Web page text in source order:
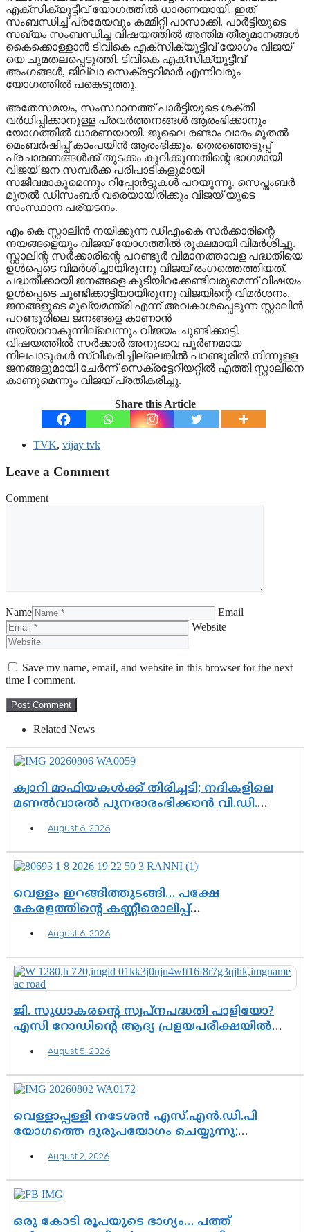
എക്‌സിക്യൂട്ടീവ് യോഗത്തില്‍ ധാരണയായി. ഇത്
സംബന്ധിച്ച് പ്രമേയവും കമ്മിറ്റി പാസാക്കി. പാര്‍ട്ടിയുടെ
സഖ്യം സംബന്ധിച്ച വിഷയത്തില്‍ അന്തിമ തീരുമാനങ്ങള്‍
കൈക്കൊള്ളാന്‍ ടിവികെ എക്‌സിക്യൂട്ടീവ് യോഗം വിജയ്
യെ ചുമതലപ്പെടുത്തി. ടിവികെ എക്‌സിക്യൂട്ടീവ്
അംഗങ്ങള്‍, ജില്ലാ സെക്രട്ടറിമാര്‍ എന്നിവരും
യോഗത്തില്‍ പങ്കെടുത്തു.
അതേസമയം, സംസ്ഥാനത്ത് പാര്‍ട്ടിയുടെ ശക്തി
വര്‍ധിപ്പിക്കാനുള്ള പ്രവര്‍ത്തനങ്ങള്‍ ആരംഭിക്കാനും
യോഗത്തില്‍ ധാരണയായി. ജൂലൈ രണ്ടാം വാരം മുതല്‍
മെംബര്‍ഷിപ്പ് കാംപയിന്‍ ആരംഭിക്കും. തെരഞ്ഞെടുപ്പ്
പ്രചാരണങ്ങള്‍ക്ക് തുടക്കം കുറിക്കുന്നതിന്റെ ഭാഗമായി
വിജയ് ജന സമ്പര്‍ക്ക പരിപാടികളുമായി
സജീവമാകുമെന്നും റിപ്പോര്‍ട്ടുകള്‍ പറയുന്നു. സെപ്തംബര്‍
മുതല്‍ ഡിസംബര്‍ വരെയായിരിക്കും വിജയ് യുടെ
സംസ്ഥാന പര്യടനം.
എം കെ സ്റ്റാലിന്‍ നയിക്കുന്ന ഡിഎംകെ സര്‍ക്കാരിന്റെ
നയങ്ങളെയും വിജയ് യോഗത്തില്‍ രൂക്ഷമായി വിമര്‍ശിച്ചു.
സ്റ്റാലിന്റ സര്‍ക്കാരിന്റെ പറണ്ടൂര്‍ വിമാനത്താവള പദ്ധതിയെ
ഉള്‍പ്പെടെ വിമര്‍ശിച്ചായിരുന്നു വിജയ് രംഗത്തെത്തിയത്.
പദ്ധതിക്കായി ജനങ്ങളെ കുടിയിറക്കേണ്ടിവരുമെന്ന് വിഷയം
ഉള്‍പ്പെടെ ചൂണ്ടിക്കാട്ടിയായിരുന്നു വിജയിന്റെ വിമര്‍ശനം.
ജനങ്ങളുടെ മുഖ്യമന്ത്രി എന്ന് അവകാശപ്പെടുന്ന സ്റ്റാലിന്‍
പറണ്ടൂരിലെ ജനങ്ങളെ കാണാന്‍
തയ്യാറാകുന്നില്ലെന്നും വിജയം ചൂണ്ടിക്കാട്ടി.
വിഷയത്തില്‍ സര്‍ക്കാര്‍ അനുഭാവ പൂര്‍ണമായ
നിലപാടുകള്‍ സ്വീകരിച്ചില്ലെങ്കില്‍ പറണ്ടൂരില്‍ നിന്നുള്ള
ജനങ്ങളുമായി ചേര്‍ന്ന് സെക്രട്ടേറിയറ്റില്‍ എത്തി സ്റ്റാലിനെ
കാണുമെന്നും വിജയ് പ്രതികരിച്ചു.
Share this Article
TVK, vijay tvk
Leave a Comment
Comment
Name
Email
Website
Save my name, email, and website in this browser for the next
time I comment.
Related News
ക്വാറി മാഫിയകൾക്ക് തിരിച്ചടി; നദികളിലെ
മണൽവാരൽ പുനരാരംഭിക്കാൻ വി.ഡി.
August 6, 2026
വെള്ളം ഇറങ്ങിത്തുടങ്ങി… പക്ഷേ
കേരളത്തിന്റെ കണ്ണീരൊലിപ്പ്
August 6, 2026
ജി. സുധാകരന്റെ സ്വപ്നപദ്ധതി പാളിയോ?
എസി റോഡിന്റെ ആദ്യ പ്രളയപരീക്ഷയിൽ
August 5, 2026
വെള്ളാപ്പള്ളി നടേശൻ എസ്.എൻ.ഡി.പി
യോഗത്തെ ദുരുപയോഗം ചെയ്യുന്നു;
വിഷവിത്ത്: ഗോകുലം ഗോപാലൻ
August 2, 2026
ഒരു കോടി രൂപയുടെ ഭാഗ്യം… പത്ത്